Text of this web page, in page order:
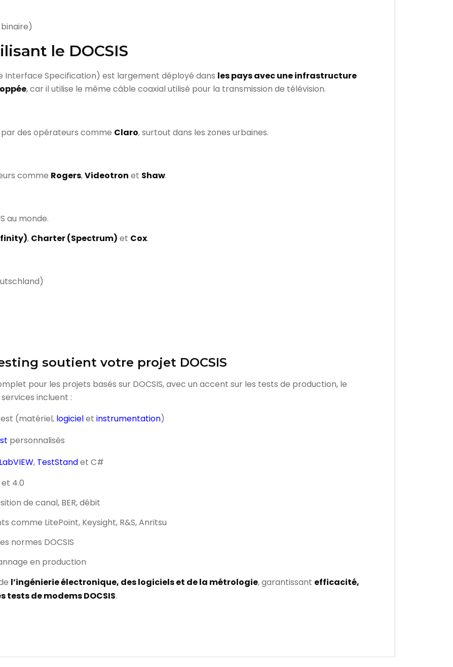
binaire)
le DOCSIS
Interface Specification) est largement déployé dans les pays avec une infrastructure
, car il utilise le même câble coaxial utilisé pour la transmission de télévision.
des opérateurs comme Claro, surtout dans les zones urbaines.
comme Rogers,Videotron et Shaw.
au monde.
, Charter (Spectrum) et Cox.
soutient votre projet DOCSIS
pour les projets basés sur DOCSIS, avec un accent sur les tests de production, le
incluent :
(matériel, logicielet instrumentation)
personnalisés
LabVIEW, TestStandet C#
et 4.0
de canal, BER, débit
comme LitePoint, Keysight, R&S, Anritsu
normes DOCSIS
en production
l’ingénierie électronique, des logiciels et de la métrologie, garantissant efficacité,
tests de modems DOCSIS.